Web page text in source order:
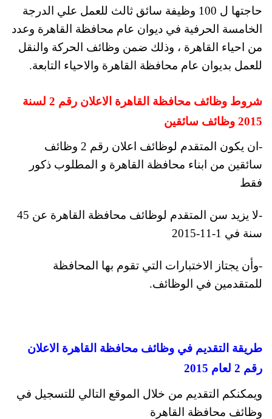
حاجتها ل 100 وظيفة سائق ثالث للعمل علي الدرجة
الخامسة الحرفية في ديوان عام محافظة القاهرة وعدد
من احياء القاهرة ، وذلك ضمن وظائف الحركة والنقل
للعمل بديوان عام محافظة القاهرة والاحياء التابعة.
شروط وظائف محافظة القاهرة الاعلان رقم 2 لسنة
2015 وظائف سائقين
-ان يكون المتقدم لوظائف اعلان رقم 2 وظائف
سائقين من ابناء محافظة القاهرة و المطلوب ذكور
فقط
-لا يزيد سن المتقدم لوظائف محافظة القاهرة عن 45
سنة في 1-11-2015
-وأن يجتاز الاختبارات التي تقوم بها المحافظة
للمتقدمين في الوظائف.
طريقة التقديم في وظائف محافظة القاهرة الاعلان
رقم 2 لعام 2015
ويمكنكم التقديم من خلال الموقع التالي للتسجيل في
وظائف محافظة القاهرة